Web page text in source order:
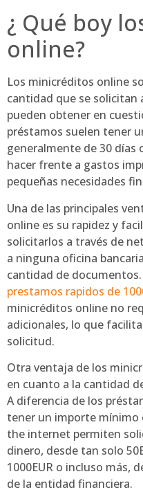
¿ Qué boy
online?
Los minicréditos online
cantidad que se solicitan
pueden obtener en
préstamos suelen tener
generalmente de 30 días
hacer frente a gastos
pequeñas necesidades
Una de las principales
online es su rapidez y
solicitarlos a través de
a ninguna oficina
cantidad de
prestamos rapidos de
minicréditos online no
adicionales, lo que
solicitud.
Otra ventaja de los
en cuanto a la cantidad
A diferencia de los
tener un importe mínimo
the internet permiten
dinero, desde tan solo
1000EUR o incluso más,
de la entidad financiera.